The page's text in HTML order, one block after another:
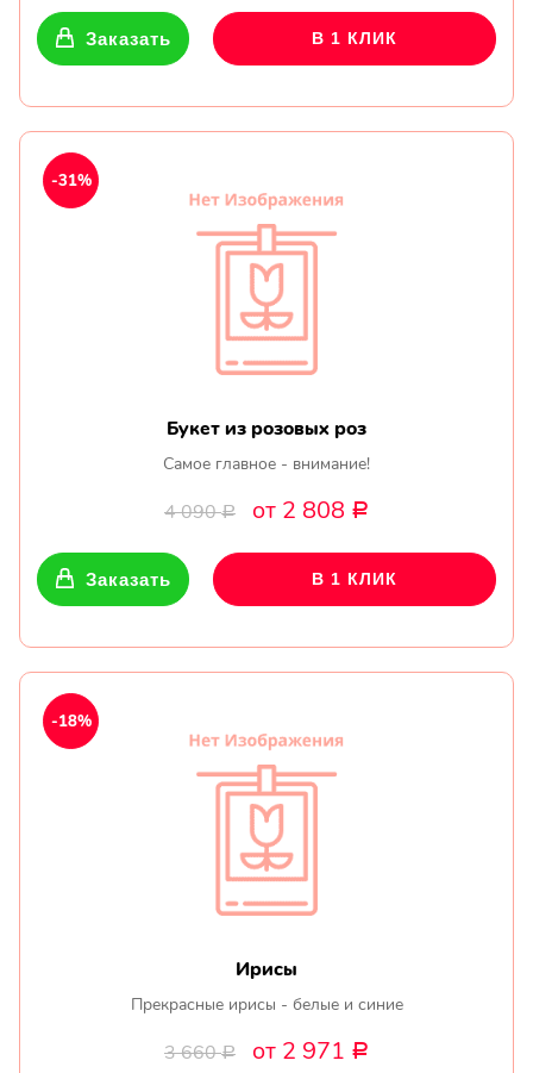
Заказать В 1 КЛИК
Букет из розовых роз
Самое главное - внимание!
4 090Р от 2 808 Р
-31%
Заказать В 1 КЛИК
Ирисы
Прекрасные ирисы - белые и синие
3 660Р от 2 971 Р
-18%